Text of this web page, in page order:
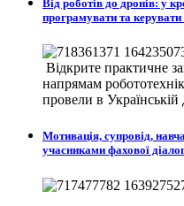
Від роботів до дронів: у
програмувати та
Відкрите практичне
напрямам
провели в Українській
Мотивація, супровід,
учасниками фахової